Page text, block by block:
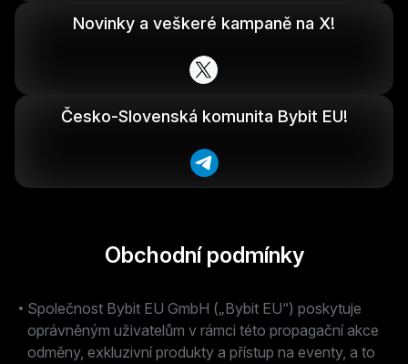
Novinky a veškeré kampaně na X!
Česko-Slovenská komunita Bybit EU!
Obchodní podmínky
Společnost Bybit EU GmbH („Bybit EU“) poskytuje
oprávněným uživatelům v rámci této propagační akce
odměny, exkluzivní produkty a přístup na eventy, a to